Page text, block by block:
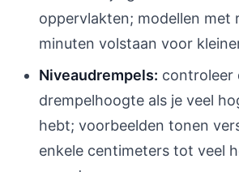
oppervlakten; modellen met
minuten volstaan voor
Niveaudrempels: controleer
drempelhoogte als je veel
hebt; voorbeelden tonen
enkele centimeters tot veel